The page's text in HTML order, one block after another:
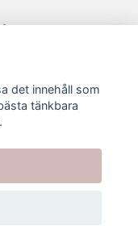
det innehåll som
tänkbara